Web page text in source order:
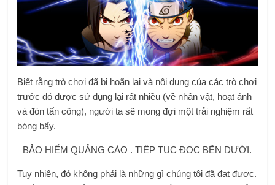
Biết rằng trò chơi đã bị hoãn lại và nội dung của các trò chơi
trước đó được sử dụng lại rất nhiều (về nhân vật, hoạt ảnh
và đòn tấn công), người ta sẽ mong đợi một trải nghiệm rất
bóng bẩy.
BẢO HIỂM QUẢNG CÁO . TIẾP TỤC ĐỌC BÊN DƯỚI.
Tuy nhiên, đó không phải là những gì chúng tôi đã đạt được.